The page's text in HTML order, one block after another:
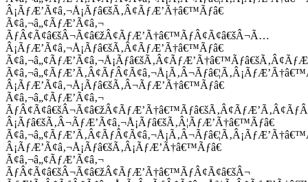
Â¡ÃƒÆ’Ã¢â‚¬Å¡Ãƒâ€šÃ‚Â¢ÃƒÆ’Ã†â€™Ãƒâ€
Ã¢â‚¬â„¢ÃƒÆ’Ã¢â‚¬
ÃƒÂ¢Ã¢â€šÂ¬Ã¢â€žÂ¢ÃƒÆ’Ã†â€™ÃƒÂ¢Ã¢â€šÂ¬Ã…
Â¡ÃƒÆ’Ã¢â‚¬Å¡Ãƒâ€šÃ‚Â¢ÃƒÆ’Ã†â€™Ãƒâ€
Â¡ÃƒÆ’Ã¢â‚¬Å¡Ãƒâ€šÃ‚Â¬ÃƒÆ’Ã†â€™Ãƒâ€
Ã¢â‚¬â„¢ÃƒÆ’Ã¢â‚¬
Â¡Ãƒâ€šÃ‚Â¬ÃƒÆ’Ã¢â‚¬Å¡Ãƒâ€šÃ‚Â¦ÃƒÆ’Ã†â€™Ãƒâ€
Â¡ÃƒÆ’Ã¢â‚¬Å¡Ãƒâ€šÃ‚Â¡ÃƒÆ’Ã†â€™Ãƒâ€
Ã¢â‚¬â„¢ÃƒÆ’Ã¢â‚¬
ÃƒÂ¢Ã¢â€šÂ¬Ã¢â€žÂ¢ÃƒÆ’Ã†â€™ÃƒÂ¢Ã¢â€šÂ¬